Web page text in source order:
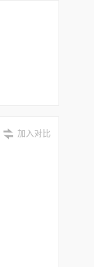
加入对比